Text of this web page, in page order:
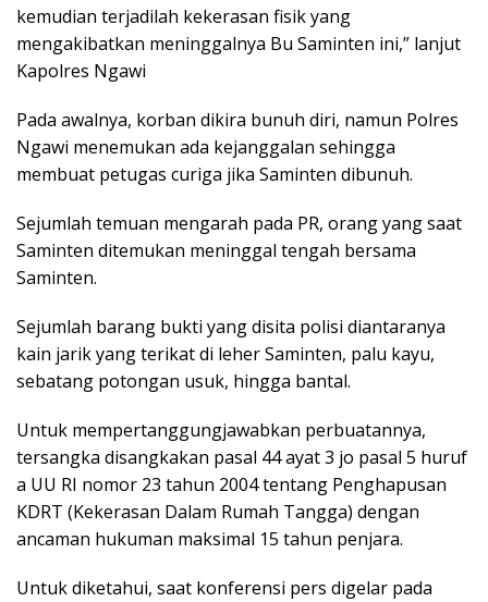
kemudian terjadilah kekerasan fisik yang
mengakibatkan meninggalnya Bu Saminten ini,” lanjut
Kapolres Ngawi
Pada awalnya, korban dikira bunuh diri, namun Polres
Ngawi menemukan ada kejanggalan sehingga
membuat petugas curiga jika Saminten dibunuh.
Sejumlah temuan mengarah pada PR, orang yang saat
Saminten ditemukan meninggal tengah bersama
Saminten.
Sejumlah barang bukti yang disita polisi diantaranya
kain jarik yang terikat di leher Saminten, palu kayu,
sebatang potongan usuk, hingga bantal.
Untuk mempertanggungjawabkan perbuatannya,
tersangka disangkakan pasal 44 ayat 3 jo pasal 5 huruf
a UU RI nomor 23 tahun 2004 tentang Penghapusan
KDRT (Kekerasan Dalam Rumah Tangga) dengan
ancaman hukuman maksimal 15 tahun penjara.
Untuk diketahui, saat konferensi pers digelar pada